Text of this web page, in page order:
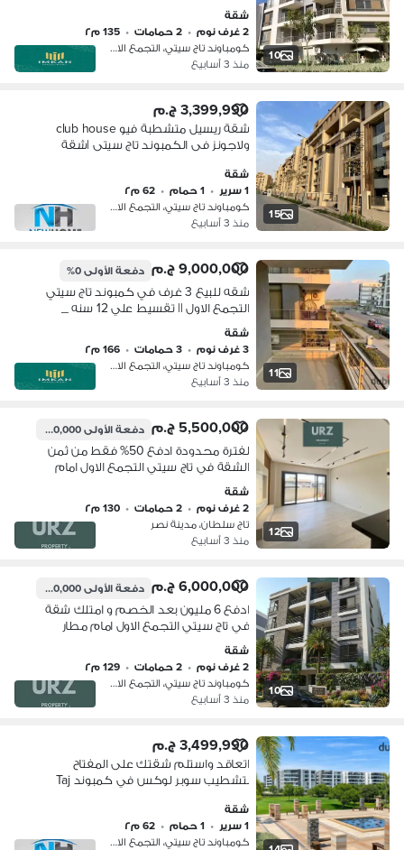
10
و كمبوند ميفيدا في التجمع
شقة
2 غرف نوم
• 2 حمامات • 135 م٢
كومباوند تاج سيتي، التجمع الاول
منذ 3 أسابيع
15
3,399,990 ج.م
شقة ريسيل متشطبة فيو club house
ولاجونز فى الكمبوند تاج سيتى |شقة
شقة
1 سرير
• 1 حمام • 62 م٢
كومباوند تاج سيتي، التجمع الاول
منذ 3 أسابيع
11
9,000,000 ج.م دفعة الأولى0%
شقه للبيع 3 غرف في كمبوند تاج سيتي
التجمع الاول || تقسيط علي 12 سنه _
50% خصم علي الكاش _ بجوار كمبوند
ميفيدا ومصر الجديده وشيراتون taj city
شقة
3 غرف نوم
• 3 حمامات • 166 م٢
كومباوند تاج سيتي، التجمع الاول
منذ 3 أسابيع
12
5,500,000 ج.م دفعة الأولى1,100,000 ج.م
لفترة محدودة ادفع 50% فقط من ثمن
الشقة في تاج سيتي التجمع الاول امام
مطار القاهرة وبالقرب من مدينتي و بالم
هيلز و ميفيدا و هايد بارك و ماونتن فيو
شقة
2 غرف نوم
• 2 حمامات • 130 م٢
تاج سلطان، مدينة نصر
منذ 3 أسابيع
10
6,000,000 ج.م دفعة الأولى1,100,000 ج.م
ادفع 6 مليون بعد الخصم و امتلك شقة
في تاج سيتي التجمع الاول امام مطار
القاهرة في ارقي مرحلة بجوار تاج سلطان
ودقايق من ماونتن فيو و بالم هيلز و
ميفيدا
شقة
2 غرف نوم
• 2 حمامات • 129 م٢
كومباوند تاج سيتي، التجمع الاول
منذ 3 أسابيع
3,499,990 ج.م
اتعاقد واستلم شقتك على المفتاح
بتشطيب سوبر لوكس في كمبوند Taj
ميفيدا
شقة
1 سرير
• 1 حمام • 62 م٢
كومباوند تاج سيتي، التجمع الاول